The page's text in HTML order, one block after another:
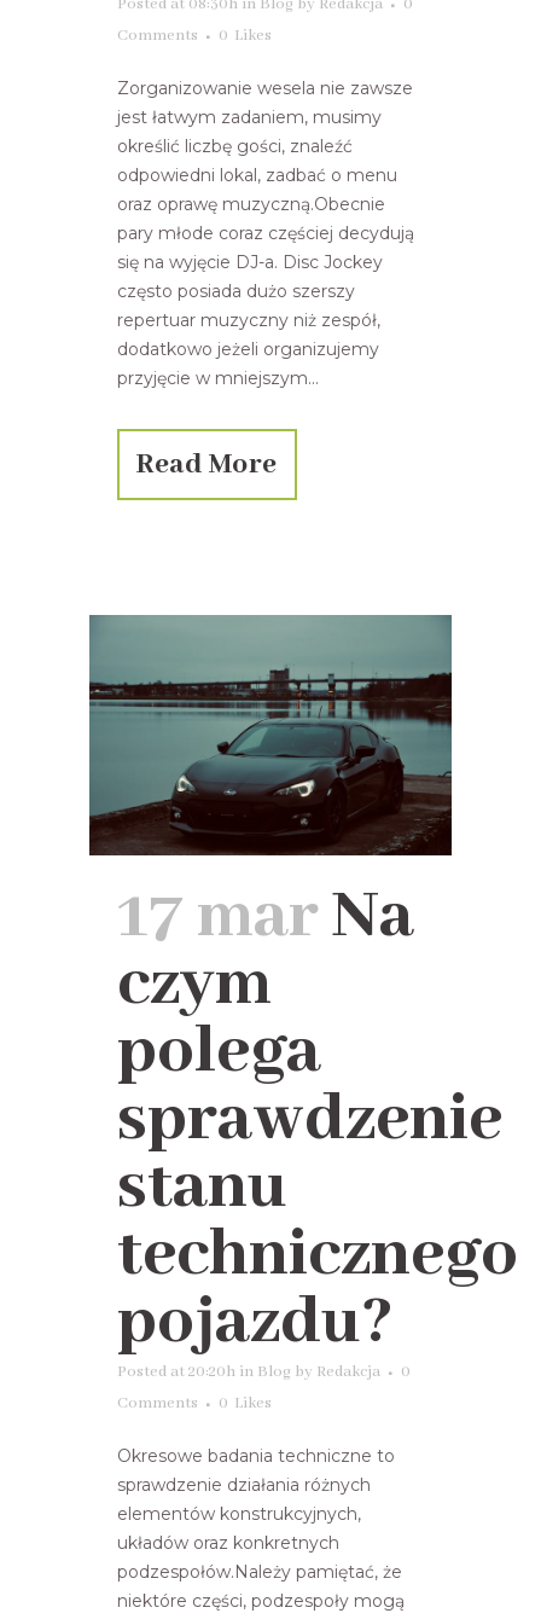
Posted at 08:30h in Blog by Redakcja
0
Comments
0 Likes
Zorganizowanie wesela nie zawsze
jest łatwym zadaniem, musimy
określić liczbę gości, znaleźć
odpowiedni lokal, zadbać o menu
oraz oprawę muzyczną.Obecnie
pary młode coraz częściej decydują
się na wyjęcie DJ-a. Disc Jockey
często posiada dużo szerszy
repertuar muzyczny niż zespół,
dodatkowo jeżeli organizujemy
przyjęcie w mniejszym...
Read More
17 marNa
czym
polega
sprawdzenie
stanu
technicznego
pojazdu?
Posted at 20:20h in Blog by Redakcja
0
Comments
0 Likes
Okresowe badania techniczne to
sprawdzenie działania różnych
elementów konstrukcyjnych,
układów oraz konkretnych
podzespołów.Należy pamiętać, że
niektóre części, podzespoły mogą